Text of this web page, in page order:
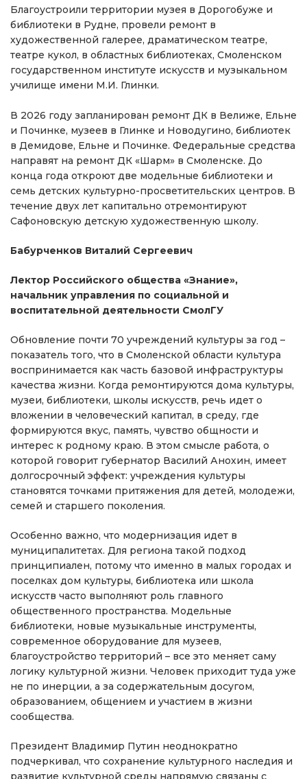
Благоустроили территории музея в Дорогобуже и
библиотеки в Рудне, провели ремонт в
художественной галерее, драматическом театре,
театре кукол, в областных библиотеках, Смоленском
государственном институте искусств и музыкальном
училище имени М.И. Глинки.
В 2026 году запланирован ремонт ДК в Велиже, Ельне
и Починке, музеев в Глинке и Новодугино, библиотек
в Демидове, Ельне и Починке. Федеральные средства
направят на ремонт ДК «Шарм» в Смоленске. До
конца года откроют две модельные библиотеки и
семь детских культурно-просветительских центров. В
течение двух лет капитально отремонтируют
Сафоновскую детскую художественную школу.
Бабурченков Виталий Сергеевич
Лектор Российского общества «Знание»,
начальник управления по социальной и
воспитательной деятельности СмолГУ
Обновление почти 70 учреждений культуры за год –
показатель того, что в Смоленской области культура
воспринимается как часть базовой инфраструктуры
качества жизни. Когда ремонтируются дома культуры,
музеи, библиотеки, школы искусств, речь идет о
вложении в человеческий капитал, в среду, где
формируются вкус, память, чувство общности и
интерес к родному краю. В этом смысле работа, о
которой говорит губернатор Василий Анохин, имеет
долгосрочный эффект: учреждения культуры
становятся точками притяжения для детей, молодежи,
семей и старшего поколения.
Особенно важно, что модернизация идет в
муниципалитетах. Для региона такой подход
принципиален, потому что именно в малых городах и
поселках дом культуры, библиотека или школа
искусств часто выполняют роль главного
общественного пространства. Модельные
библиотеки, новые музыкальные инструменты,
современное оборудование для музеев,
благоустройство территорий – все это меняет саму
логику культурной жизни. Человек приходит туда уже
не по инерции, а за содержательным досугом,
образованием, общением и участием в жизни
сообщества.
Президент Владимир Путин неоднократно
подчеркивал, что сохранение культурного наследия и
развитие культурной среды напрямую связаны с